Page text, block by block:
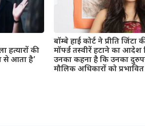
हत्यारों की
से आता है’
बॉम्बे हाई कोर्ट ने प्रीति
मॉर्फ्ड तस्वीरें हटाने का आदेश
उनका कहना है कि उनका
मौलिक अधिकारों को